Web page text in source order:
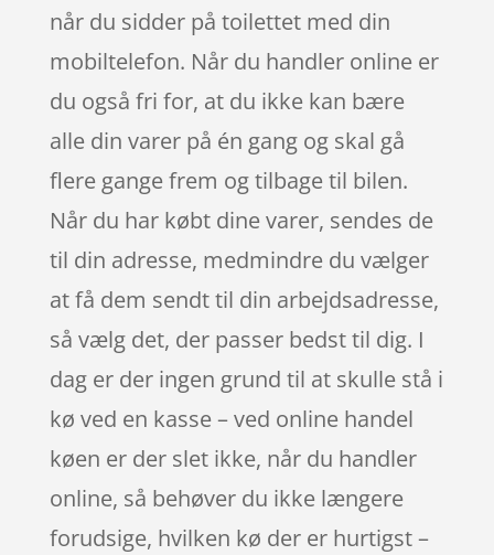
når du sidder på toilettet med din
mobiltelefon. Når du handler online er
du også fri for, at du ikke kan bære
alle din varer på én gang og skal gå
flere gange frem og tilbage til bilen.
Når du har købt dine varer, sendes de
til din adresse, medmindre du vælger
at få dem sendt til din arbejdsadresse,
så vælg det, der passer bedst til dig. I
dag er der ingen grund til at skulle stå i
kø ved en kasse – ved online handel
køen er der slet ikke, når du handler
online, så behøver du ikke længere
forudsige, hvilken kø der er hurtigst –